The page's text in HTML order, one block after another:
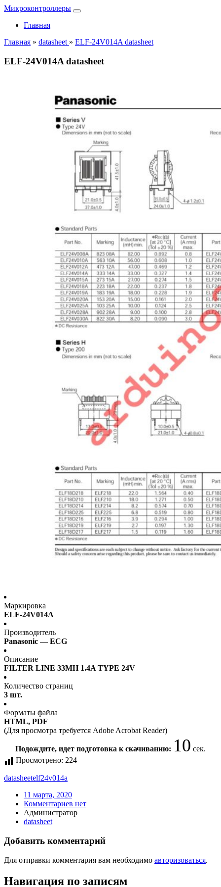
Микроконтроллеры
Главная
Главная » datasheet » ELF-24V014A datasheet
ELF-24V014A datasheet
Маркировка
ELF-24V014A
Производитель
Panasonic — ECG
Описание
FILTER LINE 33MH 1.4A TYPE 24V
Количество страниц
3 шт.
Форматы файла
HTML, PDF
(Для просмотра требуется Adobe Acrobat Reader)
Подождите, идет подготовка к скачиванию: 10 сек.
Просмотрено: 224
datasheetelf24v014a
11 марта, 2020
Комментариев нет
Администратор
datasheet
Добавить комментарий
Для отправки комментария вам необходимо авторизоваться.
Навигация по записям